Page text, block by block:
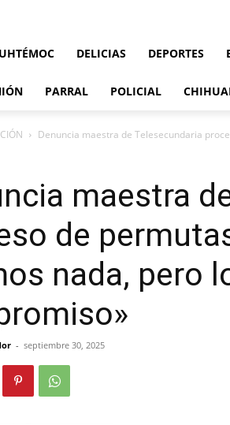
DELICIAS DEPORTES
PARRAL POLICIAL
Denuncia maestra de Telesecundaria
maestra
de
nada, pero
- septiembre 30, 2025